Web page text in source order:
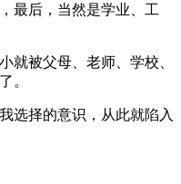
最后，当然是学业、工
就被父母、老师、学校、
。
选择的意识，从此就陷入